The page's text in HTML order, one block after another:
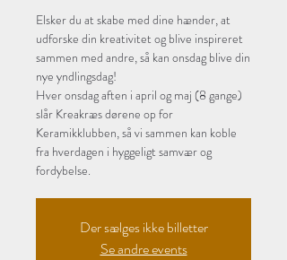
Elsker du at skabe med dine hænder, at
udforske din kreativitet og blive inspireret
sammen med andre, så kan onsdag blive din
nye yndlingsdag!
Hver onsdag aften i april og maj (8 gange)
slår Kreakræs dørene op for
Keramikklubben, så vi sammen kan koble
fra hverdagen i hyggeligt samvær og
fordybelse.
Der sælges ikke billetter
Se andre events